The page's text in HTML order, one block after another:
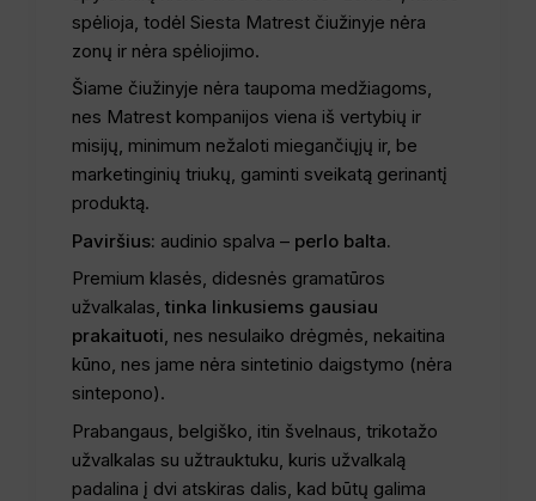
spėlioja, todėl Siesta Matrest čiužinyje nėra
zonų ir nėra spėliojimo.
Šiame čiužinyje nėra taupoma medžiagoms,
nes Matrest kompanijos viena iš vertybių ir
misijų, minimum nežaloti miegančiųjų ir, be
marketinginių triukų, gaminti sveikatą gerinantį
produktą.
Paviršius: audinio spalva – perlo balta.
Premium klasės, didesnės gramatūros
užvalkalas, tinka linkusiems gausiau
prakaituoti, nes nesulaiko drėgmės, nekaitina
kūno, nes jame nėra sintetinio daigstymo (nėra
sintepono).
Prabangaus, belgiško, itin švelnaus, trikotažo
užvalkalas su užtrauktuku, kuris užvalkalą
padalina į dvi atskiras dalis, kad būtų galima